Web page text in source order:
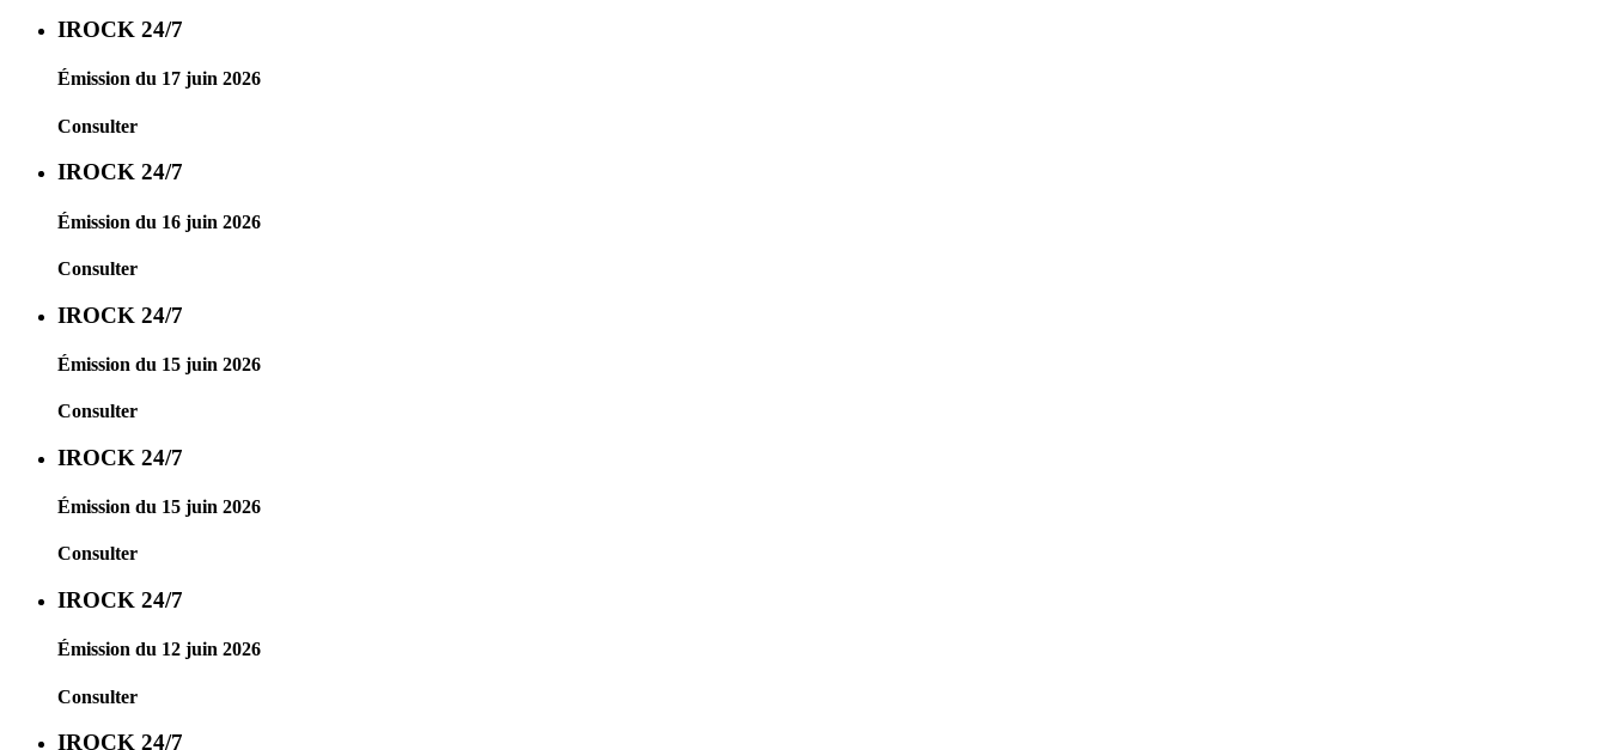
IROCK 24/7
Émission du 17 juin 2026
Consulter
IROCK 24/7
Émission du 16 juin 2026
Consulter
IROCK 24/7
Émission du 15 juin 2026
Consulter
IROCK 24/7
Émission du 15 juin 2026
Consulter
IROCK 24/7
Émission du 12 juin 2026
Consulter
IROCK 24/7